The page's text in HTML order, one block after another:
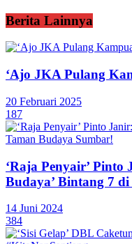
Berita Lainnya
‘Ajo JKA Pulang
20 Februari 2025
187
‘Raja Penyair’
Budaya’ Bintang 7
14 Juni 2024
384